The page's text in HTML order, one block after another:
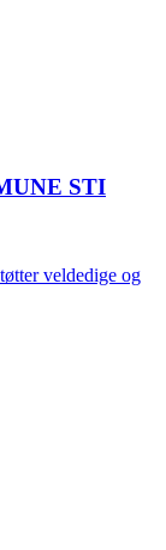
STI
veldedige og